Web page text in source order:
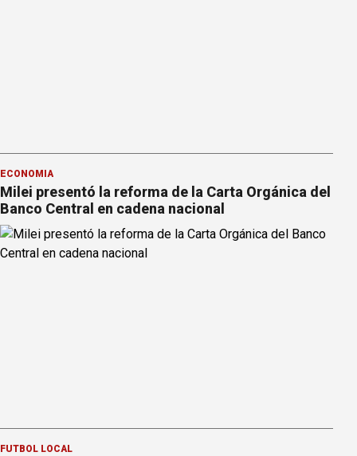
ECONOMÍA
Milei presentó la reforma de la Carta Orgánica del
Banco Central en cadena nacional
FÚTBOL LOCAL